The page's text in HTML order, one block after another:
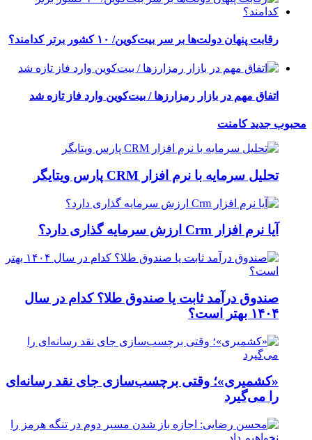
رقابت پنهان دولت‌ها بر سر بیت‌کوین/ ۱۰ کشور برتر کدامند؟
اتفاق مهم در بازار رمزارزها / بیت‌کوین وارد فاز تازه شد
محبوب جدیدکامنت
تحلیل سرمایه با نرم افزار CRM پارس ویتایگر
آیا نرم افزار Crm ارزش سرمایه گذاری دارد؟
صندوق درآمد ثابت یا صندوق طلا؟ کدام در سال
۱۴۰۴ بهتر است؟
«کشمیری»؛ وقتی برچسب‌سازی جای نقد رسانه‌ای
را می‌گیرد